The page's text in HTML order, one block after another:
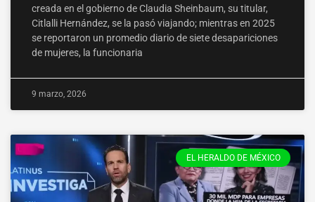
creada en el gobierno de Claudia Sheinbaum, su titular,
Citlalli Hernández, se la pasó viajando; mientras en 2025
se reportaron un promedio diario de siete desapariciones
de mujeres, la funcionaria
9 marzo, 2026
EL HERALDO DE MÉXICO